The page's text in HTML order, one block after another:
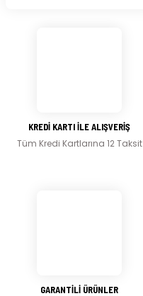
KREDİ KARTI İLE ALIŞVERİŞ
Tüm Kredi Kartlarına 12 Taksit
GARANTİLİ ÜRÜNLER